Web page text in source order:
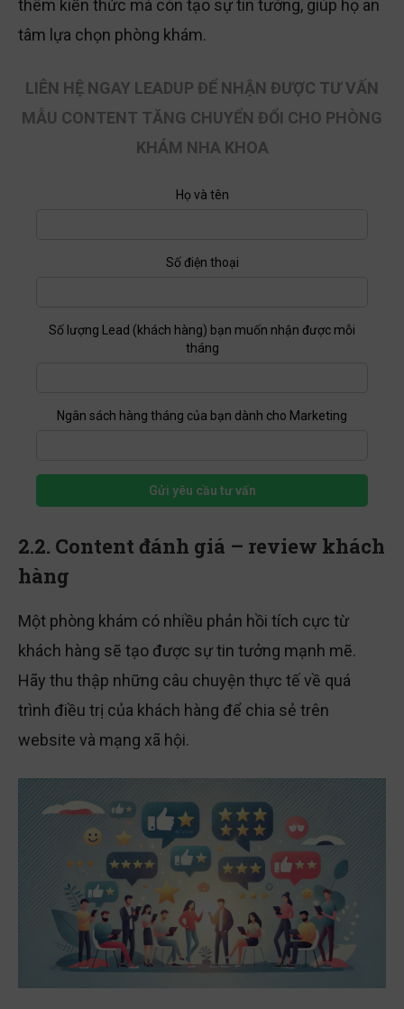
thêm kiến thức mà còn tạo sự tin tưởng, giúp họ an
tâm lựa chọn phòng khám.
LIÊN HỆ NGAY LEADUP ĐỂ NHẬN ĐƯỢC TƯ VẤN
MẪU CONTENT TĂNG CHUYỂN ĐỔI CHO PHÒNG
KHÁM NHA KHOA
Họ và tên
Số lượng Lead (khách hàng) bạn muốn nhận được mỗi
tháng
Ngân sách hàng tháng của bạn dành cho Marketing
Số điện thoại
Gửi yêu cầu tư vấn
2.2. Content đánh giá – review khách
hàng
Một phòng khám có nhiều phản hồi tích cực từ
khách hàng sẽ tạo được sự tin tưởng mạnh mẽ.
Hãy thu thập những câu chuyện thực tế về quá
trình điều trị của khách hàng để chia sẻ trên
website và mạng xã hội.